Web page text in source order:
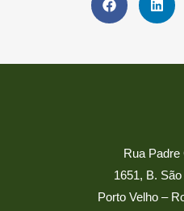
Rua Padre
1651, B.
Porto Velho –